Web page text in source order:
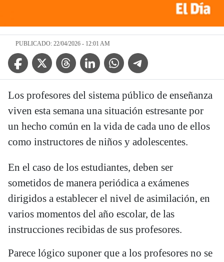
PUBLICADO: 22/04/2026 - 12:01 AM
Facebook IconTwitter IconThreads IconLinkedin IconWhatsApp IconTelegram Icon
Los profesores del sistema público de enseñanza
viven esta semana una situación estresante por
un hecho común en la vida de cada uno de ellos
como instructores de niños y adolescentes.
En el caso de los estudiantes, deben ser
sometidos de manera periódica a exámenes
dirigidos a establecer el nivel de asimilación, en
varios momentos del año escolar, de las
instrucciones recibidas de sus profesores.
Parece lógico suponer que a los profesores no se